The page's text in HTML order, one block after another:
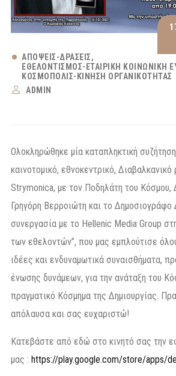
ΑΠΌΨΕΙΣ-ΔΡΆΣΕΙΣ
ΕΘΕΛΟΝΤΙΣΜΌΣ-ΕΤΑΙΡΙΚΉ ΚΟΙΝΩΝΙΚΉ
ΚΟΣΜΟΠΟΛΙΣ-ΚΊΝΗΣΗ ΟΡΓΑΝΙΚΌΤΗΤΑΣ
ADMIN
Ολοκληρώθηκε μία καταπληκτική
καινοτομικό, εθνοκεντρικό,
Strymonica, με τον Ποδηλάτη του Κόσμου,
Γρηγόρη Βερροιώτη και το
συνεργασία με το Hellenic Media Group
των εθελοντών”, που μας εμπλούτισε
ιδέες και ενδυναμωτικά συναισθήματα,
ένωσης δυνάμεων, για την ανάταξη του
πραγματικό Κόσμημα της Δημιουργίας.
απόλαυσα και σας ευχαριστώ!
Κατεβάστε από εδώ στο κινητό σας την
μας : https://play.google.com/store/apps/